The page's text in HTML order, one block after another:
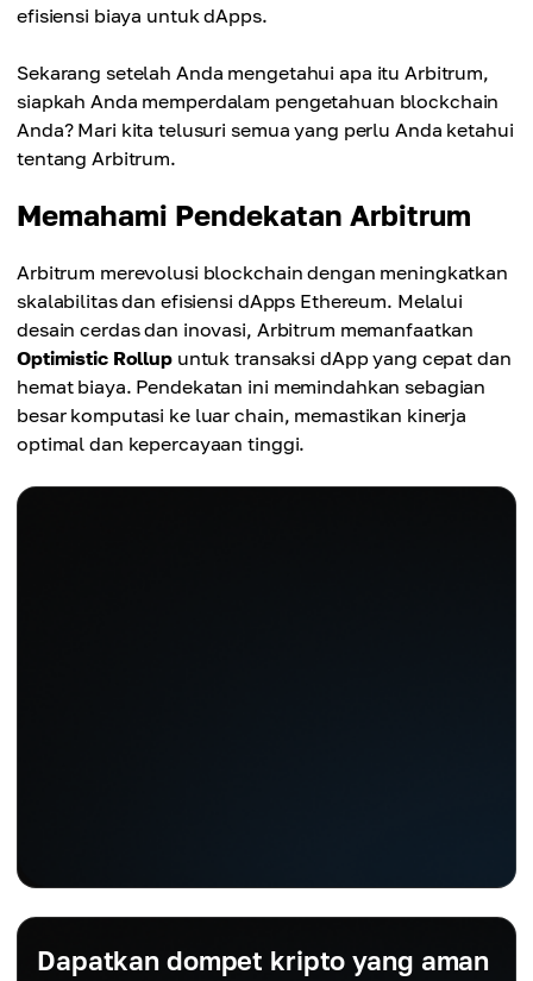
efisiensi biaya untuk dApps.
Sekarang setelah Anda mengetahui apa itu Arbitrum,
siapkah Anda memperdalam pengetahuan blockchain
Anda? Mari kita telusuri semua yang perlu Anda ketahui
tentang Arbitrum.
Memahami Pendekatan Arbitrum
Arbitrum merevolusi blockchain dengan meningkatkan
skalabilitas dan efisiensi dApps Ethereum. Melalui
desain cerdas dan inovasi, Arbitrum memanfaatkan
Optimistic Rollupuntuk transaksi dApp yang cepat dan
hemat biaya. Pendekatan ini memindahkan sebagian
besar komputasi ke luar chain, memastikan kinerja
optimal dan kepercayaan tinggi.
Dapatkan dompet kripto yang aman